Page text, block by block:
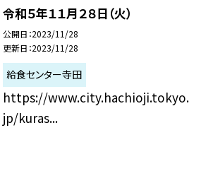
令和５年１１月２８日（火）
公開日 2023/11/28
更新日 2023/11/28
給食センター寺田
https://www.city.hachioji.tokyo.
jp/kuras...